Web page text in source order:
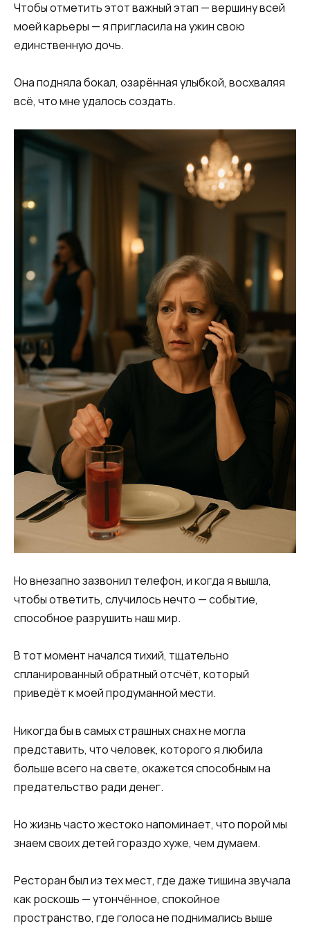
Чтобы отметить этот важный этап — вершину всей
моей карьеры — я пригласила на ужин свою
единственную дочь.
Она подняла бокал, озарённая улыбкой, восхваляя
всё, что мне удалось создать.
Но внезапно зазвонил телефон, и когда я вышла,
чтобы ответить, случилось нечто — событие,
способное разрушить наш мир.
В тот момент начался тихий, тщательно
спланированный обратный отсчёт, который
приведёт к моей продуманной мести.
Никогда бы в самых страшных снах не могла
представить, что человек, которого я любила
больше всего на свете, окажется способным на
предательство ради денег.
Но жизнь часто жестоко напоминает, что порой мы
знаем своих детей гораздо хуже, чем думаем.
Ресторан был из тех мест, где даже тишина звучала
как роскошь — утончённое, спокойное
пространство, где голоса не поднимались выше